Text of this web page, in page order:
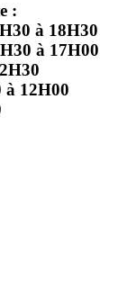
:
à 18H30
à 17H00
à 12H00